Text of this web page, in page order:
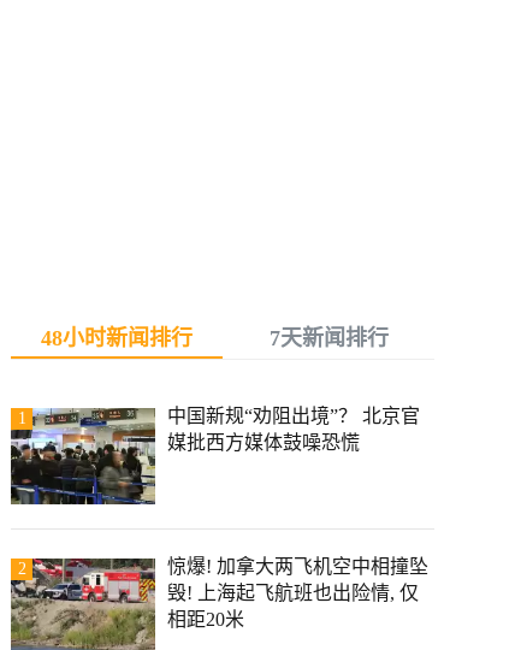
48小时新闻排行 7天新闻排行
1
中国新规“劝阻出境”？ 北京官
媒批西方媒体鼓噪恐慌
2
惊爆! 加拿大两飞机空中相撞坠
毁! 上海起飞航班也出险情, 仅
相距20米